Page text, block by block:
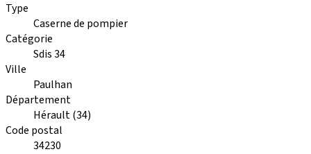
Type
Caserne de pompier
Catégorie
Sdis 34
Ville
Paulhan
Département
Hérault (34)
Code postal
34230